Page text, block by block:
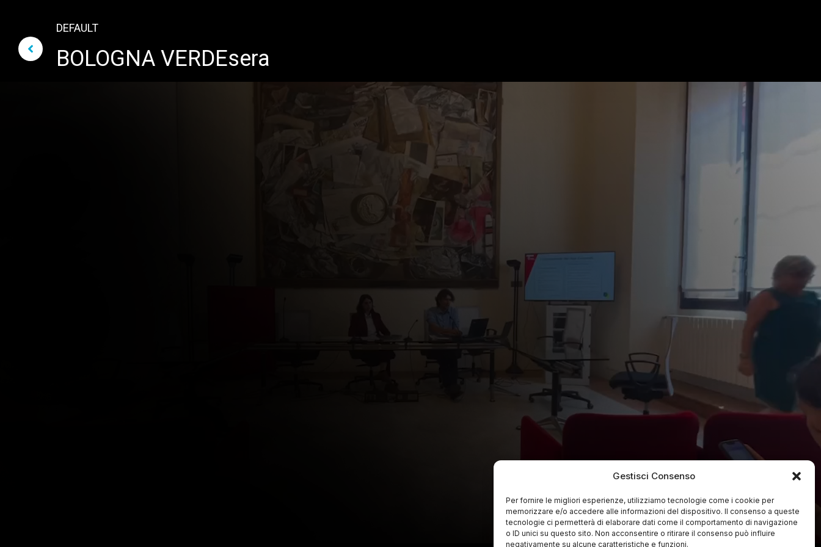
Gestisci Consenso
Per fornire le migliori esperienze, utilizziamo tecnologie come i cookie per
memorizzare e/o accedere alle informazioni del dispositivo. Il consenso a queste
tecnologie ci permetterà di elaborare dati come il comportamento di navigazione
o ID unici su questo sito. Non acconsentire o ritirare il consenso può influire
negativamente su alcune caratteristiche e funzioni.